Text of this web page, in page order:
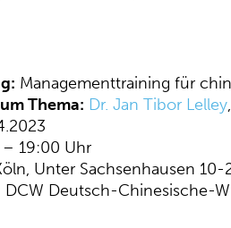
Managementtraining für
Thema: Dr. Jan Tibor Lelley
– 19:00 Uhr
Unter Sachsenhausen 10-
DCW Deutsch-Chinesische-